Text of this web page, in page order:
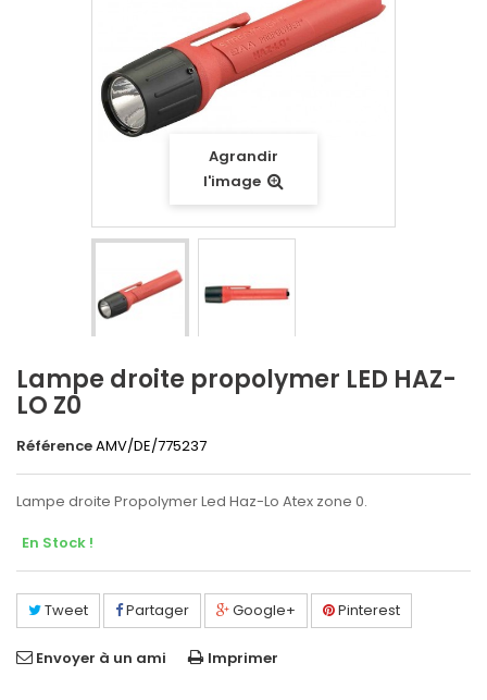
Agrandir
l'image
Lampe droite propolymer LED HAZ-
LO Z0
RéférenceAMV/DE/775237
Lampe droite Propolymer Led Haz-Lo Atex zone 0.
En Stock !
Tweet Partager Google+ Pinterest
Envoyer à un ami Imprimer